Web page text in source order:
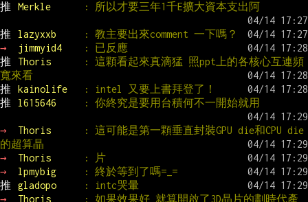
推
Merkle : 所以才要三年1千E擴大資本支出阿
推 lazyxxb
: 教主要出來comment 一下嗎？
→
jimmyid4
: 已反應
推
Thoris
: 這顆看起來真滴猛 照ppt上的各核心互連頻
寬來看
推
kainolife
: intel 又要上書拜登了！
推
l615646 : 你終究是要用台積何不一開始就用
→ Thoris
: 這可能是第一顆垂直封裝GPU die和CPU die
的超算晶
→
Thoris
: 片
→
lpmybig
: 終於等到了嗎=_=
推
gladopo
: intc哭暈
→
Thoris
: 如果效果好 就算開啟了3D晶片的劃時代產